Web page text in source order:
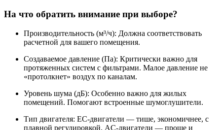
На что обратить внимание при выборе?
Производительность (м³/ч): Должна соответствовать
расчетной для вашего помещения.
Создаваемое давление (Па): Критически важно для
протяженных систем с фильтрами. Малое давление не
«протолкнет» воздух по каналам.
Уровень шума (дБ): Особенно важно для жилых
помещений. Помогают встроенные шумоглушители.
Тип двигателя: EC-двигатели — тише, экономичнее, с
плавной регулировкой. AC-двигатели — проще и